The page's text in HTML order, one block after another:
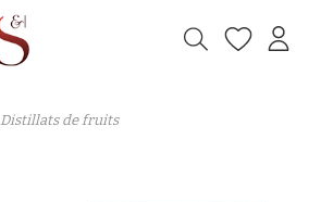
Distillats de fruits